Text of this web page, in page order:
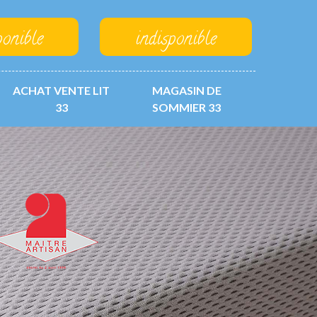
indisponible
ACHAT VENTE LIT
33
MAGASIN DE
SOMMIER 33